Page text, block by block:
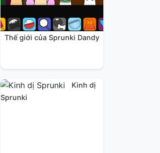
Thế giới của Sprunki Dandy
Kinh dị
Sprunki